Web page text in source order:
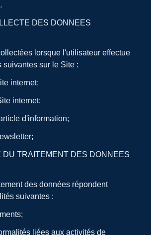
DES DONNEES
lorsque l'utilisateur effectue
suivantes sur le Site :
internet;
internet;
d'information;
DU TRAITEMENT DES DONNEES
des données répondent
suivantes :
liées aux activités de